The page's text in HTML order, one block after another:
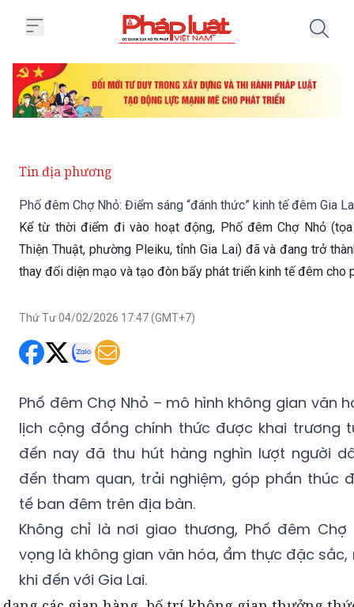
Tin địa phương
Phố đêm Chợ Nhỏ: Điểm sáng “đánh thức” kinh tế đêm Gia
Kể từ thời điểm đi vào hoạt động, Phố đêm Chợ Nhỏ
Thiện Thuật, phường Pleiku, tỉnh Gia Lai) đã và đang trở
thay đổi diện mạo và tạo đòn bẩy phát triển kinh tế đêm cho
Thứ Tư 04/02/2026 17:47 (GMT+7)
Phố đêm Chợ Nhỏ – mô hình không gian văn
lịch cộng đồng chính thức được khai trương
đến nay đã thu hút hàng nghìn lượt người
đến tham quan, trải nghiệm, góp phần thúc
tế ban đêm trên địa bàn.
Không chỉ là nơi giao thương, Phố đêm
vọng là không gian văn hóa, ẩm thực đặc sắc,
khi đến với Gia Lai.